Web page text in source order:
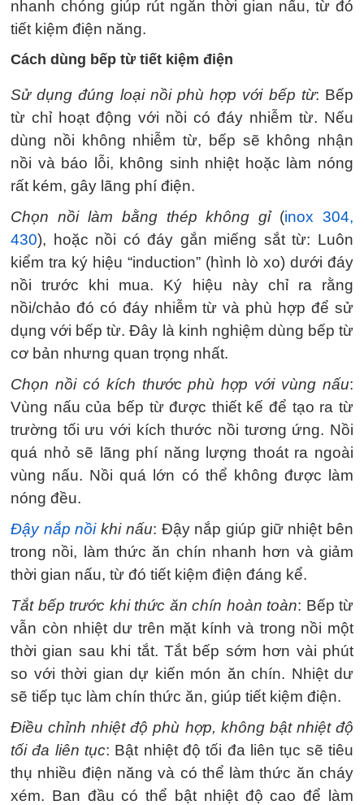
nhanh chóng giúp rút ngắn thời gian nấu, từ đó
tiết kiệm điện năng.
Cách dùng bếp từ tiết kiệm điện
Sử dụng đúng loại nồi phù hợp với bếp từ: Bếp
từ chỉ hoạt động với nồi có đáy nhiễm từ. Nếu
dùng nồi không nhiễm từ, bếp sẽ không nhận
nồi và báo lỗi, không sinh nhiệt hoặc làm nóng
rất kém, gây lãng phí điện.
Chọn nồi làm bằng thép không gỉ(inox 304,
430), hoặc nồi có đáy gắn miếng sắt từ: Luôn
kiểm tra ký hiệu “induction” (hình lò xo) dưới đáy
nồi trước khi mua. Ký hiệu này chỉ ra rằng
nồi/chảo đó có đáy nhiễm từ và phù hợp để sử
dụng với bếp từ. Đây là kinh nghiệm dùng bếp từ
cơ bản nhưng quan trọng nhất.
Chọn nồi có kích thước phù hợp với vùng nấu:
Vùng nấu của bếp từ được thiết kế để tạo ra từ
trường tối ưu với kích thước nồi tương ứng. Nồi
quá nhỏ sẽ lãng phí năng lượng thoát ra ngoài
vùng nấu. Nồi quá lớn có thể không được làm
nóng đều.
Đậy nắp nồikhi nấu: Đậy nắp giúp giữ nhiệt bên
trong nồi, làm thức ăn chín nhanh hơn và giảm
thời gian nấu, từ đó tiết kiệm điện đáng kể.
Tắt bếp trước khi thức ăn chín hoàn toàn: Bếp từ
vẫn còn nhiệt dư trên mặt kính và trong nồi một
thời gian sau khi tắt. Tắt bếp sớm hơn vài phút
so với thời gian dự kiến món ăn chín. Nhiệt dư
sẽ tiếp tục làm chín thức ăn, giúp tiết kiệm điện.
Điều chỉnh nhiệt độ phù hợp, không bật nhiệt độ
tối đa liên tục: Bật nhiệt độ tối đa liên tục sẽ tiêu
thụ nhiều điện năng và có thể làm thức ăn cháy
xém. Ban đầu có thể bật nhiệt độ cao để làm